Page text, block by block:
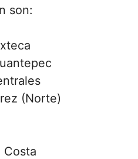
son:
(Norte)
Costa